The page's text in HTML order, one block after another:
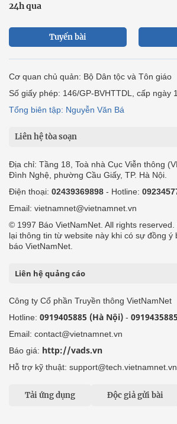
24h qua
Tuyến bài
Cơ quan chủ quản: Bộ Dân tộc và Tôn giáo
Số giấy phép: 146/GP-BVHTTDL, cấp ngày
Tổng biên tập: Nguyễn Văn Bá
Liên hệ tòa soạn
Địa chỉ: Tầng 18, Toà nhà Cục Viễn thông
Đình Nghệ, phường Cầu Giấy, TP. Hà Nội.
Điện thoại: 02439369898 - Hotline:
Email: vietnamnet@vietnamnet.vn
© 1997 Báo VietNamNet. All rights
lại thông tin từ website này khi có sự đồng ý
báo VietNamNet.
Liên hệ quảng cáo
Công ty Cổ phần Truyền thông VietNamNet
Hotline: 0919405885 (Hà Nội) -
Email: contact@vietnamnet.vn
Báo giá: http://vads.vn
Hỗ trợ kỹ thuật: support@tech.vietnamnet.vn
Tải ứng dụng Độc giả gửi bài